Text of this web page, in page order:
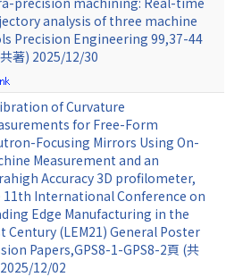
analysis of three machine
Precision Engineering 99,37-44
著) 2025/12/30
of Curvature
for Free-Form
Focusing Mirrors Using On-
Measurement and an
Accuracy 3D profilometer,
11th International Conference on
Edge Manufacturing in the
Century (LEM21) General Poster
Papers,GPS8-1-GPS8-2頁 (共
12/02